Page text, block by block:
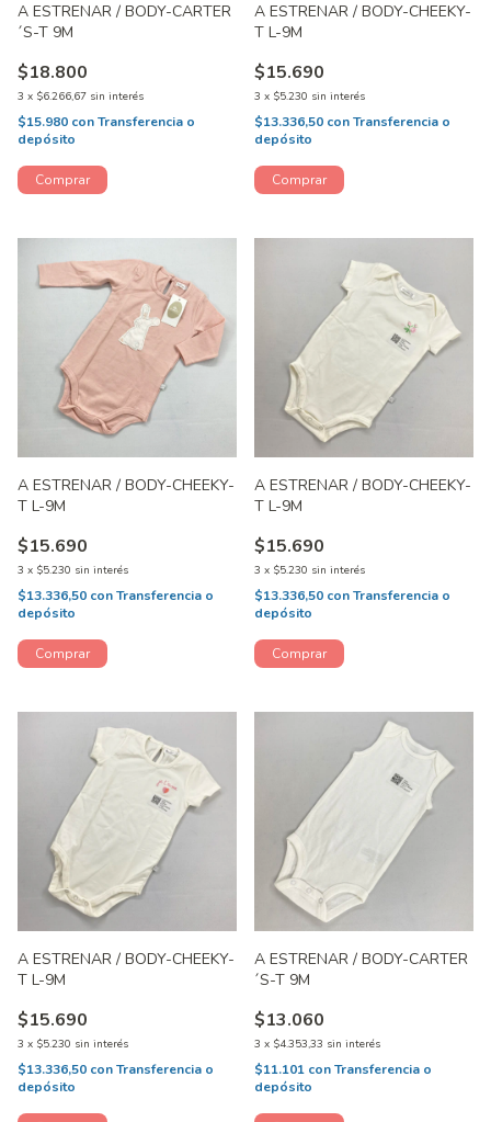
A ESTRENAR / BODY-CARTER
´S-T 9M
$18.800
3 x $6.266,67 sin interés
$15.980 conTransferencia o
depósito
A ESTRENAR / BODY-CHEEKY-
T L-9M
$15.690
3 x $5.230 sin interés
$13.336,50 conTransferencia o
depósito
A ESTRENAR / BODY-CHEEKY-
T L-9M
$15.690
3 x $5.230 sin interés
$13.336,50 conTransferencia o
depósito
A ESTRENAR / BODY-CHEEKY-
T L-9M
$15.690
3 x $5.230 sin interés
$13.336,50 conTransferencia o
depósito
A ESTRENAR / BODY-CHEEKY-
T L-9M
$15.690
3 x $5.230 sin interés
$13.336,50 conTransferencia o
depósito
A ESTRENAR / BODY-CARTER
´S-T 9M
$13.060
3 x $4.353,33 sin interés
$11.101 conTransferencia o
depósito